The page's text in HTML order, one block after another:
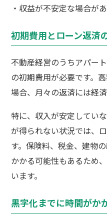
・収益が不安定な場合が
初期費用とローン返済
不動産経営のうちアパー
の初期費用が必要です。
場合、月々の返済には経
特に、収入が安定してい
が得られない状況では、
す。保険料、税金、建物
かかる可能性もあるため
います。
黒字化までに時間がか